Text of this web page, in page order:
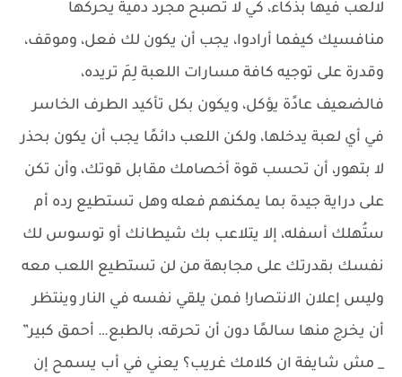
لالعب فيها بذكاء، كي لا تصبح مجرد دمية يحركها
منافسيك كيفما أرادوا، يجب أن يكون لك فعل، وموقف،
وقدرة على توجيه كافة مسارات اللعبة لِمَ تريده،
فالضعيف عادًة يؤكل، ويكون بكل تأكيد الطرف الخاسر
في أي لعبة يدخلها، ولكن اللعب دائمًا يجب أن يكون بحذر
لا بتهور، أن تحسب قوة أخصامك مقابل قوتك، وأن تكن
على دراية جيدة بما يمكنهم فعله وهل تستطيع رده أم
ستُهلك أسفله، إلا يتلاعب بك شيطانك أو توسوس لك
نفسك بقدرتك على مجابهة من لن تستطيع اللعب معه
وليس إعلان الانتصار! فمن يلقي نفسه في النار وينتظر
أن يخرج منها سالمًا دون أن تحرقه، بالطبع… أحمق كبير”
_ مش شايفة ان كلامك غريب؟ يعني في أب يسمح إن